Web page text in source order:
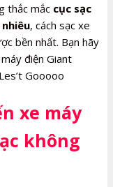
thắc mắc cục sạc
, cách sạc xe
bền nhất. Bạn hãy
điện Giant
Gooooo
xe máy
không